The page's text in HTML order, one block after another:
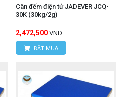
Cân đếm điện tử JADEVER JCQ-
30K (30kg/2g)
2,472,500 VND
ĐẶT MUA